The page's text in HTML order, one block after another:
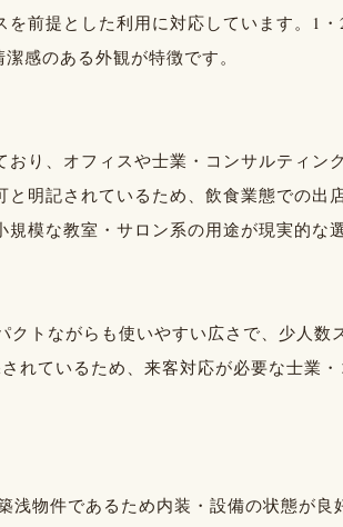
前提とした利用に対応しています。1
感のある外観が特徴です。
り、オフィスや士業・コンサルティン
と明記されているため、飲食業態での出
模な教室・サロン系の用途が現実的な
クトながらも使いやすい広さで、少人数
れているため、来客対応が必要な士業
浅物件であるため内装・設備の状態が